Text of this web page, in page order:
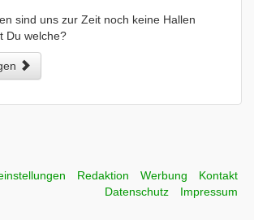
sind uns zur Zeit noch keine Hallen
Du welche?
Redaktion Werbung
Kontakt
Datenschutz
Impressum